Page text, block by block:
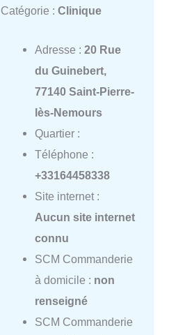
Catégorie : Clinique
Adresse : 20 Rue
du Guinebert,
77140 Saint-Pierre-
lès-Nemours
Quartier :
Téléphone :
+33164458338
Site internet :
Aucun site internet
connu
SCM Commanderie
à domicile : non
renseigné
SCM Commanderie